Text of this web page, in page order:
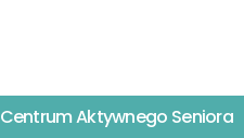
Centrum Aktywnego Seniora